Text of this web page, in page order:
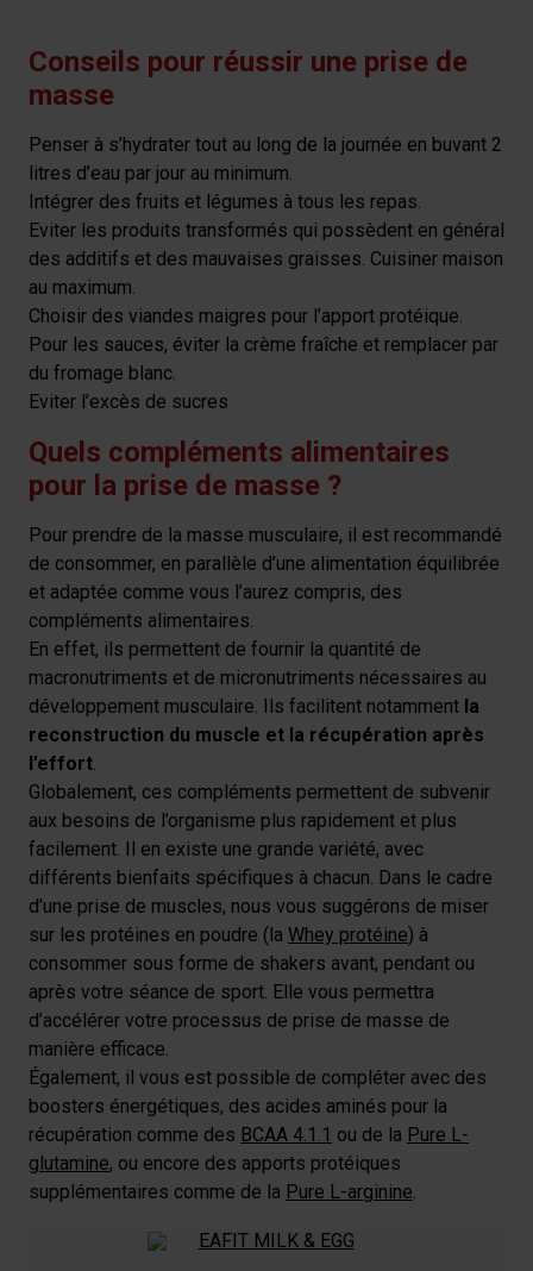
Conseils pour réussir une prise de
masse
Penser à s’hydrater tout au long de la journée en buvant 2
litres d’eau par jour au minimum.
Intégrer des fruits et légumes à tous les repas.
Eviter les produits transformés qui possèdent en général
des additifs et des mauvaises graisses. Cuisiner maison
au maximum.
Choisir des viandes maigres pour l’apport protéique.
Pour les sauces, éviter la crème fraîche et remplacer par
du fromage blanc.
Eviter l’excès de sucres
Quels compléments alimentaires
pour la prise de masse ?
Pour prendre de la masse musculaire, il est recommandé
de consommer, en parallèle d’une alimentation équilibrée
et adaptée comme vous l’aurez compris, des
compléments alimentaires.
En effet, ils permettent de fournir la quantité de
macronutriments et de micronutriments nécessaires au
développement musculaire. Ils facilitent notamment la
reconstruction du muscle et la récupération après
l’effort.
Globalement, ces compléments permettent de subvenir
aux besoins de l’organisme plus rapidement et plus
facilement. Il en existe une grande variété, avec
différents bienfaits spécifiques à chacun. Dans le cadre
d’une prise de muscles, nous vous suggérons de miser
sur les protéines en poudre (la Whey protéine) à
consommer sous forme de shakers avant, pendant ou
après votre séance de sport. Elle vous permettra
d’accélérer votre processus de prise de masse de
manière efficace.
Également, il vous est possible de compléter avec des
boosters énergétiques, des acides aminés pour la
récupération comme des BCAA 4.1.1 ou de la Pure L-
glutamine, ou encore des apports protéiques
supplémentaires comme de la Pure L-arginine.